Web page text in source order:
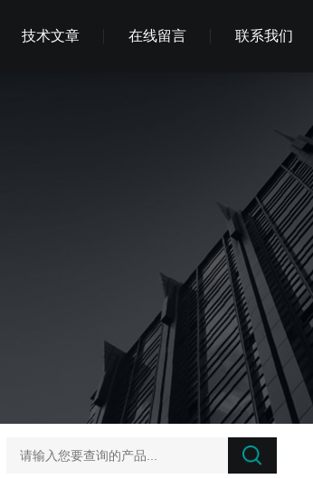
技术文章 在线留言 联系我们
榛子东部枯萎病菌探针法qPCR试剂盒不含内参